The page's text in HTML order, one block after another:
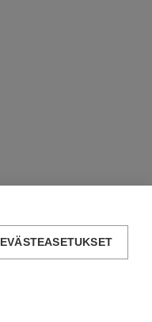
EVÄSTEASETUKSET